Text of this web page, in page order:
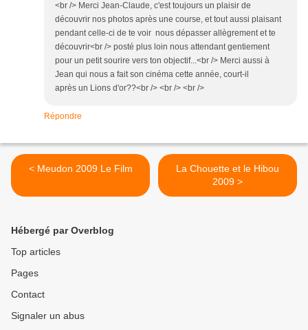
<br /> Merci Jean-Claude, c'est toujours un plaisir de
découvrir nos photos après une course, et tout aussi plaisant
pendant celle-ci de te voir nous dépasser allègrement et te
découvrir<br /> posté plus loin nous attendant gentiement
pour un petit sourire vers ton objectif...<br /> Merci aussi à
Jean qui nous a fait son cinéma cette année, court-il
après un Lions d'or??<br /> <br /> <br />
Répondre
< Meudon 2009 Le Film
La Chouette et le Hibou
2009 >
Hébergé par Overblog
Top articles
Pages
Contact
Signaler un abus